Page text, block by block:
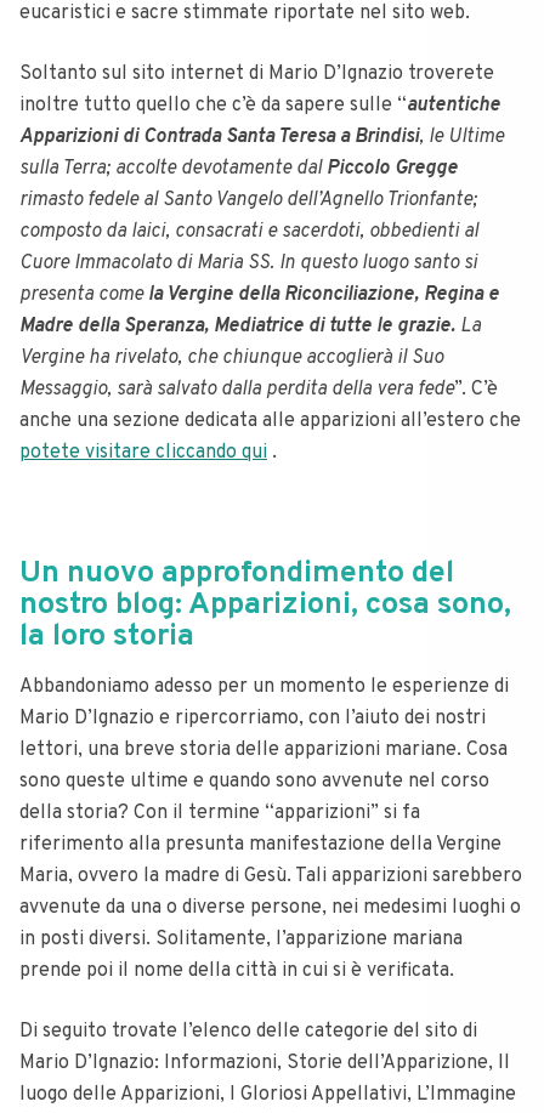
eucaristici e sacre stimmate riportate nel sito web.
Soltanto sul sito internet di Mario D’Ignazio troverete
inoltre tutto quello che c’è da sapere sulle “autentiche
Apparizioni di Contrada Santa Teresa a Brindisi, le Ultime
sulla Terra; accolte devotamente dal Piccolo Gregge
rimasto fedele al Santo Vangelo dell’Agnello Trionfante;
composto da laici, consacrati e sacerdoti, obbedienti al
Cuore Immacolato di Maria SS. In questo luogo santo si
presenta come la Vergine della Riconciliazione, Regina e
Madre della Speranza, Mediatrice di tutte le grazie. La
Vergine ha rivelato, che chiunque accoglierà il Suo
Messaggio, sarà salvato dalla perdita della vera fede”. C’è
anche una sezione dedicata alle apparizioni all’estero che
potete visitare cliccando qui .
Un nuovo approfondimento del
nostro blog: Apparizioni, cosa sono,
la loro storia
Abbandoniamo adesso per un momento le esperienze di
Mario D’Ignazio e ripercorriamo, con l’aiuto dei nostri
lettori, una breve storia delle apparizioni mariane. Cosa
sono queste ultime e quando sono avvenute nel corso
della storia? Con il termine “apparizioni” si fa
riferimento alla presunta manifestazione della Vergine
Maria, ovvero la madre di Gesù. Tali apparizioni sarebbero
avvenute da una o diverse persone, nei medesimi luoghi o
in posti diversi. Solitamente, l’apparizione mariana
prende poi il nome della città in cui si è verificata.
Di seguito trovate l’elenco delle categorie del sito di
Mario D’Ignazio: Informazioni, Storie dell’Apparizione, Il
luogo delle Apparizioni, I Gloriosi Appellativi, L’Immagine